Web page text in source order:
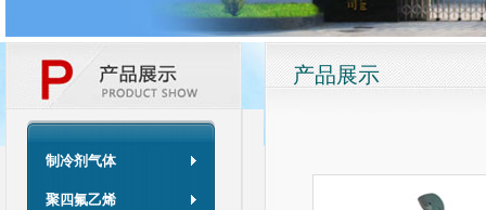
制冷剂气体
聚四氟乙烯
产品展示